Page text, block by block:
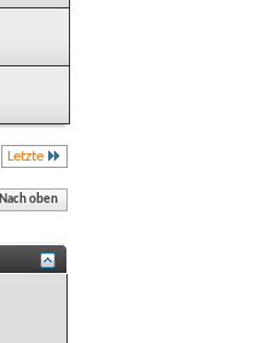
Letzte
Nach oben